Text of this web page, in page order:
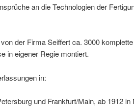
an die Technologien der
der Firma Seiffert ca. 3000
in eigener Regie montiert.
in:
und Frankfurt/Main, ab 1912